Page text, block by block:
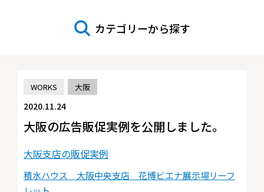
カテゴリーから探す
WORKS 大阪
2020.11.24
大阪の広告販促実例を公開しました。
大阪支店の販促実例
積水ハウス 大阪中央支店 花博ビエナ展示場リーフ